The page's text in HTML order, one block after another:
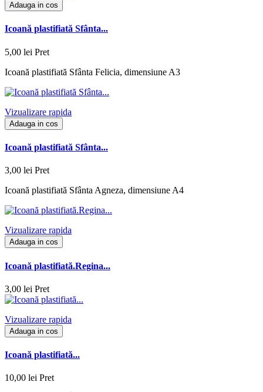
Adauga in cos
Icoană plastifiată Sfânta...
5,00 lei Pret
Icoană plastifiată Sfânta Felicia, dimensiune A3
Vizualizare rapida
Adauga in cos
Icoană plastifiată Sfânta...
3,00 lei Pret
Icoană plastifiată Sfânta Agneza, dimensiune A4
Vizualizare rapida
Adauga in cos
Icoană plastifiată.Regina...
3,00 lei Pret
Vizualizare rapida
Adauga in cos
Icoană plastifiată...
10,00 lei Pret